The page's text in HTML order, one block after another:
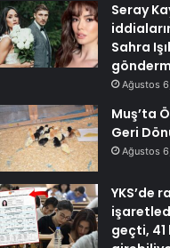
Seray
Sahra
Ağustos
Muş’ta
Geri
Ağustos
YKS’de
geçti,